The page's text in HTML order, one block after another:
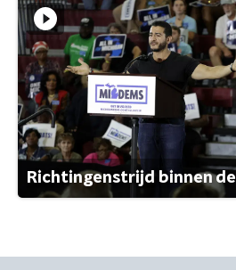
Richtingenstrijd binnen